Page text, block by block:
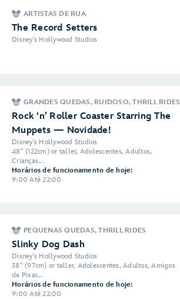
ARTISTAS DE RUA
The Record Setters
Disney's Hollywood Studios
GRANDES QUEDAS, RUIDOSO, THRILL RIDES
Rock ‘n’ Roller Coaster Starring The
Muppets — Novidade!
Disney's Hollywood Studios
48" (122cm) or taller, Adolescentes, Adultos,
Crianças...
Horários de funcionamento de hoje:
9:00 Até 22:00
PEQUENAS QUEDAS, THRILL RIDES
Slinky Dog Dash
Disney's Hollywood Studios
38" (97cm) or taller, Adolescentes, Adultos, Amigos
da Pixar...
Horários de funcionamento de hoje:
9:00 Até 22:00